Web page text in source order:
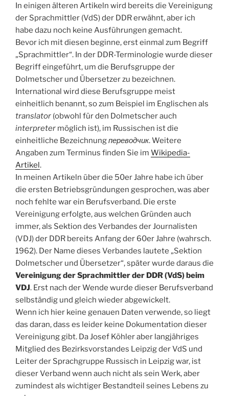
In einigen älteren Artikeln wird bereits die Vereinigung
der Sprachmittler (VdS) der DDR erwähnt, aber ich
habe dazu noch keine Ausführungen gemacht.
Bevor ich mit diesen beginne, erst einmal zum Begriff
„Sprachmittler“. In der DDR-Terminologie wurde dieser
Begriff eingeführt, um die Berufsgruppe der
Dolmetscher und Übersetzer zu bezeichnen.
International wird diese Berufsgruppe meist
einheitlich benannt, so zum Beispiel im Englischen als
translator (obwohl für den Dolmetscher auch
interpreter möglich ist), im Russischen ist die
einheitliche Bezeichnungпереводчик. Weitere
Angaben zum Terminus finden Sie im Wikipedia-
Artikel.
In meinen Artikeln über die 50er Jahre habe ich über
die ersten Betriebsgründungen gesprochen, was aber
noch fehlte war ein Berufsverband. Die erste
Vereinigung erfolgte, aus welchen Gründen auch
immer, als Sektion des Verbandes der Journalisten
(VDJ) der DDR bereits Anfang der 60er Jahre (wahrsch.
1962). Der Name dieses Verbandes lautete „Sektion
Dolmetscher und Übersetzer“, später wurde daraus die
Vereinigung der Sprachmittler der DDR (VdS) beim
VDJ. Erst nach der Wende wurde dieser Berufsverband
selbständig und gleich wieder abgewickelt.
Wenn ich hier keine genauen Daten verwende, so liegt
das daran, dass es leider keine Dokumentation dieser
Vereinigung gibt. Da Josef Köhler aber langjähriges
Mitglied des Bezirksvorstandes Leipzig der VdS und
Leiter der Sprachgruppe Russisch in Leipzig war, ist
dieser Verband wenn auch nicht als sein Werk, aber
zumindest als wichtiger Bestandteil seines Lebens zu